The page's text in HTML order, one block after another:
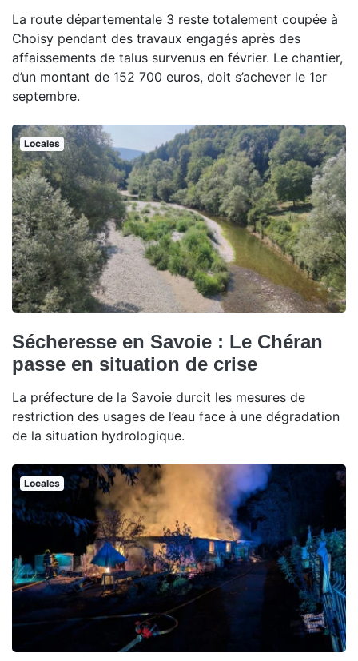
La route départementale 3 reste totalement coupée à
Choisy pendant des travaux engagés après des
affaissements de talus survenus en février. Le chantier,
d’un montant de 152 700 euros, doit s’achever le 1er
septembre.
Locales
Sécheresse en Savoie : Le Chéran
passe en situation de crise
La préfecture de la Savoie durcit les mesures de
restriction des usages de l’eau face à une dégradation
de la situation hydrologique.
Locales